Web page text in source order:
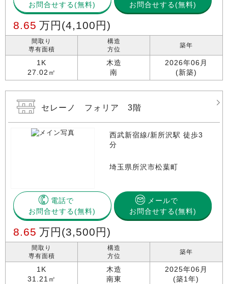
お問合せする
お問合せする(無料)
8.65 万円 (4,100円)
間取り
専有面積
1K
27.02㎡
構造
方位
木造
南
築年
2026年06月
(新築)
セレーノ フォリア 3階
西武新宿線/新所沢駅 徒歩3
分
埼玉県所沢市松葉町
電話で
お問合せする
メールで
お問合せする(無料)
8.65 万円 (3,500円)
間取り
専有面積
1K
31.21㎡
構造
方位
木造
南東
築年
2025年06月
(築1年)